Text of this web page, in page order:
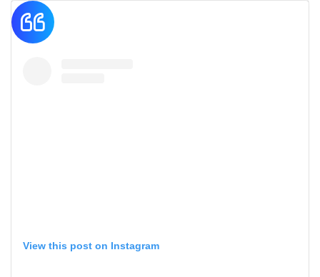
View this post on Instagram